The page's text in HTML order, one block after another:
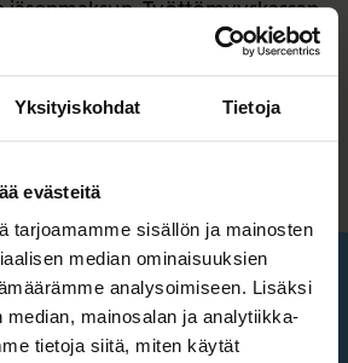
Yksityiskohdat Tietoja
evästeitä
tarjoamamme sisällön ja mainosten
median ominaisuuksien
analysoimiseen. Lisäksi
median, mainosalan ja analytiikka-
tietoja siitä, miten käytät
Työttömyyskassan
voi vähentää verotuksessa.